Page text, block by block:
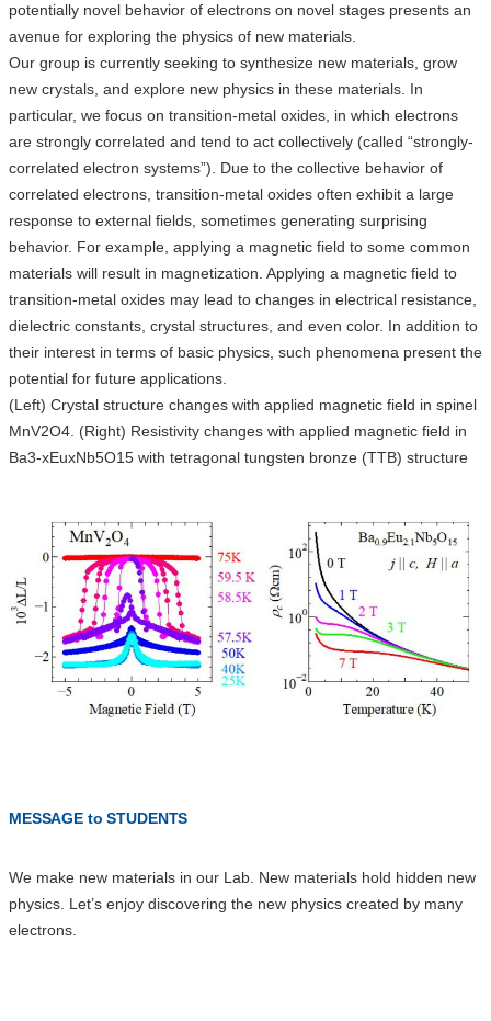
potentially novel behavior of electrons on novel stages presents an
avenue for exploring the physics of new materials.
Our group is currently seeking to synthesize new materials, grow
new crystals, and explore new physics in these materials. In
particular, we focus on transition-metal oxides, in which electrons
are strongly correlated and tend to act collectively (called “strongly-
correlated electron systems”). Due to the collective behavior of
correlated electrons, transition-metal oxides often exhibit a large
response to external fields, sometimes generating surprising
behavior. For example, applying a magnetic field to some common
materials will result in magnetization. Applying a magnetic field to
transition-metal oxides may lead to changes in electrical resistance,
dielectric constants, crystal structures, and even color. In addition to
their interest in terms of basic physics, such phenomena present the
potential for future applications.
(Left) Crystal structure changes with applied magnetic field in spinel
MnV2O4. (Right) Resistivity changes with applied magnetic field in
Ba3-xEuxNb5O15 with tetragonal tungsten bronze (TTB) structure
MESSAGE to STUDENTS
We make new materials in our Lab. New materials hold hidden new
physics. Let’s enjoy discovering the new physics created by many
electrons.